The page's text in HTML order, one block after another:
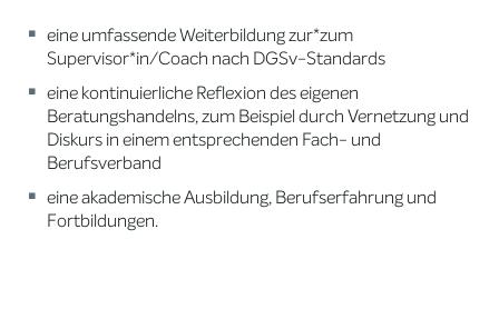
eine umfassende Weiterbildung zur*zum
Supervisor*in/Coach nach DGSv-Standards
eine kontinuierliche Reflexion des eigenen
Beratungshandelns, zum Beispiel durch Vernetzung und
Diskurs in einem entsprechenden Fach- und
Berufsverband
eine akademische Ausbildung, Berufserfahrung und
Fortbildungen.